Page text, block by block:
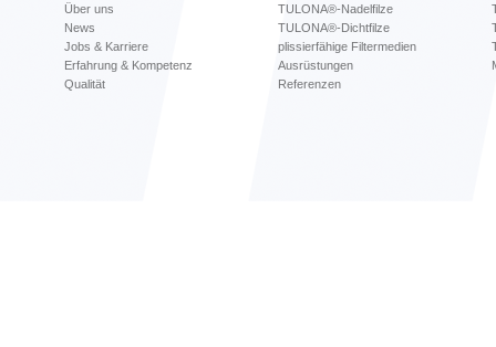
Über uns
News
Jobs & Karriere
Erfahrung & Kompetenz
Qualität
TULONA®-Nadelfilze
TULONA®-Dichtfilze
plissierfähige Filtermedien
Ausrüstungen
Referenzen